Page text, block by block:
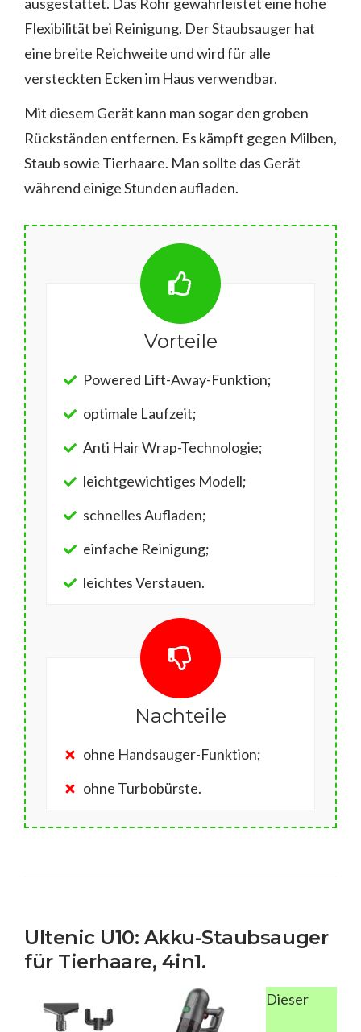
ausgestattet. Das Rohr gewährleistet eine hohe
Flexibilität bei Reinigung. Der Staubsauger hat
eine breite Reichweite und wird für alle
versteckten Ecken im Haus verwendbar.
Mit diesem Gerät kann man sogar den groben
Rückständen entfernen. Es kämpft gegen Milben,
Staub sowie Tierhaare. Man sollte das Gerät
während einige Stunden aufladen.
Vorteile
Powered Lift-Away-Funktion;
optimale Laufzeit;
Anti Hair Wrap-Technologie;
leichtgewichtiges Modell;
schnelles Aufladen;
einfache Reinigung;
leichtes Verstauen.
Nachteile
ohne Handsauger-Funktion;
ohne Turbobürste.
Ultenic U10: Akku-Staubsauger
für Tierhaare, 4in1.
Dieser